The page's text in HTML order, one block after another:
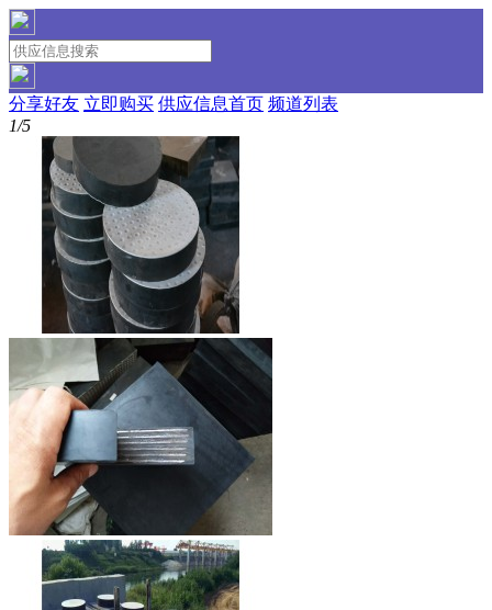
分享好友 立即购买 供应信息首页 频道列表
1/5